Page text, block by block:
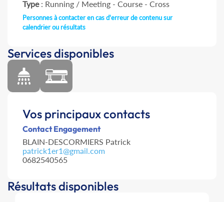
Type: Running / Meeting - Course - Cross
Personnes à contacter en cas d'erreur de contenu sur
calendrier ou résultats
Services disponibles
Vos principaux contacts
Contact Engagement
BLAIN-DESCORMIERS Patrick
patrick1er1@gmail.com
0682540565
Résultats disponibles